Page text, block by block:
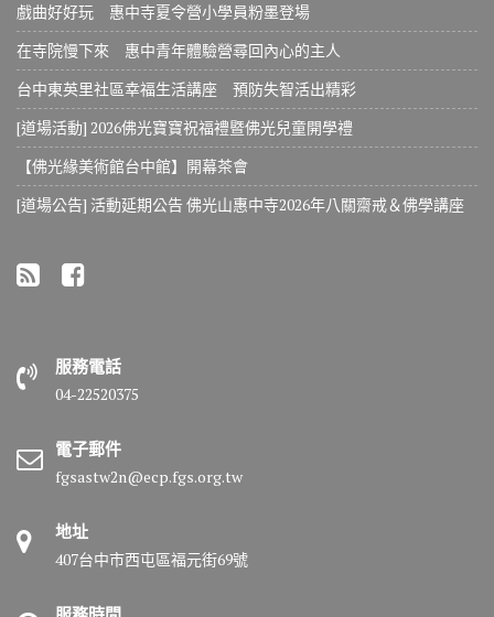
戲曲好好玩 惠中寺夏令營小學員粉墨登場
在寺院慢下來 惠中青年體驗營尋回內心的主人
台中東英里社區幸福生活講座 預防失智活出精彩
[道場活動] 2026佛光寶寶祝福禮暨佛光兒童開學禮
【佛光緣美術館台中館】開幕茶會
[道場公告] 活動延期公告 佛光山惠中寺2026年八關齋戒＆佛學講座
服務電話
04-22520375
電子郵件
fgsastw2n@ecp.fgs.org.tw
地址
407台中市西屯區福元街69號